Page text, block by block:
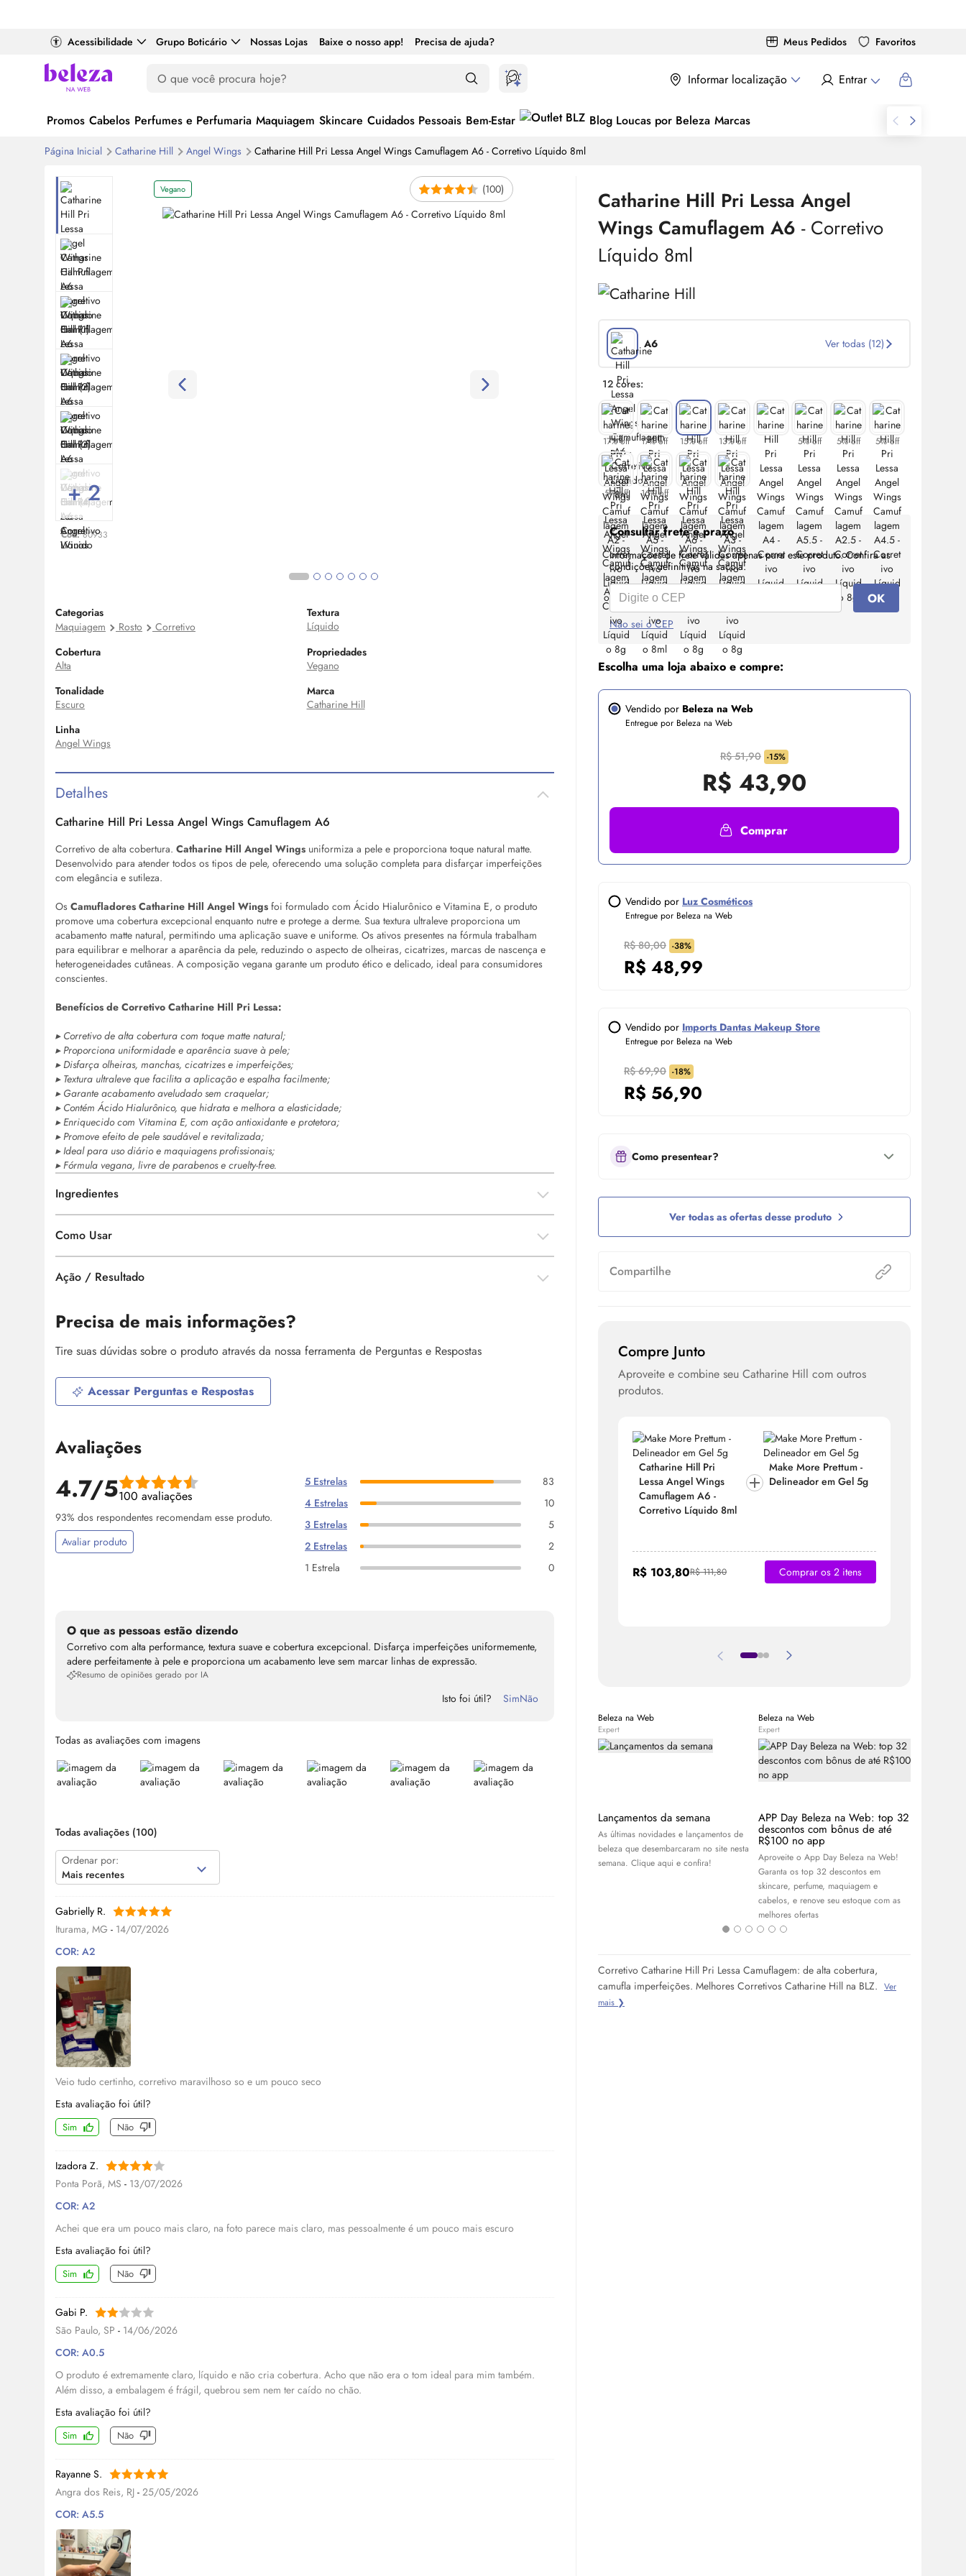
Acessibilidade Grupo Boticário Nossas Lojas Baixe o nosso app! Precisa de ajuda? Meus Pedidos Favoritos
Informar localização Entrar
Promos Cabelos Perfumes e Perfumaria Maquiagem Skincare Cuidados Pessoais Bem-Estar Blog Loucas por Beleza Marcas
Página Inicial Catharine Hill Angel Wings Catharine Hill Pri Lessa Angel Wings Camuflagem A6 - Corretivo Líquido 8ml
Catharine Hill Pri Lessa Angel
Wings Camuflagem A6 - Corretivo
Líquido 8ml
A6 Ver todas (12)
12 cores:
17% off 17% off 15% off 13% off 5% off 5% off 5% off
5% off 16% off
Consultar frete e prazo
Informações de frete válidas apenas para este produto. Confira as
condições definitivas na sacola.
OK
Não sei o CEP
Escolha uma loja abaixo e compre:
Vendido por Beleza na Web
Entregue por Beleza na Web
R$ 51,90 -15%
R$ 43,90
Comprar
Vendido por Luz Cosméticos
Entregue por Beleza na Web
R$ 80,00 -38%
R$ 48,99
Vendido por Imports Dantas Makeup Store
Entregue por Beleza na Web
R$ 69,90 -18%
R$ 56,90
Como presentear?
Ver todas as ofertas desse produto
Compartilhe
Compre Junto
Aproveite e combine seu Catharine Hill com outros
produtos.
Catharine Hill Pri
Lessa Angel Wings
Camuflagem A6 -
Corretivo Líquido 8ml
Make More Prettum -
Delineador em Gel 5g
R$ 111,80
R$ 103,80 Comprar os 2 itens
Beleza na Web
Expert
Lançamentos da semana
As últimas novidades e lançamentos de
beleza que desembarcaram no site nesta
semana. Clique aqui e confira!
Beleza na Web
Expert
APP Day Beleza na Web: top 32
descontos com bônus de até
R$100 no app
Aproveite o App Day Beleza na Web!
Garanta os top 32 descontos em
skincare, perfume, maquiagem e
cabelos, e renove seu estoque com as
melhores ofertas
Corretivo Catharine Hill Pri Lessa Camuflagem: de alta cobertura,
camufla imperfeições. Melhores Corretivos Catharine Hill na BLZ. Ver
mais ❯
Vegano (100)
+ 2
Cod:80933
Categorias
Maquiagem
Rosto Corretivo
Textura
Líquido
Cobertura
Alta
Propriedades
Vegano
Tonalidade
Escuro
Marca
Catharine Hill
Linha
Angel Wings
Detalhes
Catharine Hill Pri Lessa Angel Wings Camuflagem A6
Corretivo de alta cobertura. Catharine Hill Angel Wings uniformiza a pele e proporciona toque natural matte.
Desenvolvido para atender todos os tipos de pele, oferecendo uma solução completa para disfarçar imperfeições
com elegância e sutileza.
Os Camufladores Catharine Hill Angel Wings foi formulado com Ácido Hialurônico e Vitamina E, o produto
promove uma cobertura excepcional enquanto nutre e protege a derme. Sua textura ultraleve proporciona um
acabamento matte natural, permitindo uma aplicação suave e uniforme. Os ativos presentes na fórmula trabalham
para equilibrar e melhorar a aparência da pele, reduzindo o aspecto de olheiras, cicatrizes, marcas de nascença e
heterogeneidades cutâneas. A composição vegana garante um produto ético e delicado, ideal para consumidores
conscientes.
Benefícios de Corretivo Catharine Hill Pri Lessa:
▸ Corretivo de alta cobertura com toque matte natural;
▸ Proporciona uniformidade e aparência suave à pele;
▸ Disfarça olheiras, manchas, cicatrizes e imperfeições;
▸ Textura ultraleve que facilita a aplicação e espalha facilmente;
▸ Garante acabamento aveludado sem craquelar;
▸ Contém Ácido Hialurônico, que hidrata e melhora a elasticidade;
▸ Enriquecido com Vitamina E, com ação antioxidante e protetora;
▸ Promove efeito de pele saudável e revitalizada;
▸ Ideal para uso diário e maquiagens profissionais;
▸ Fórmula vegana, livre de parabenos e cruelty-free.
Ingredientes
Como Usar
Ação / Resultado
Precisa de mais informações?
Tire suas dúvidas sobre o produto através da nossa ferramenta de Perguntas e Respostas
Acessar Perguntas e Respostas
Avaliações
4.7/5100 avaliações
93% dos respondentes recomendam esse produto.
Avaliar produto
5 Estrelas
83
4 Estrelas
10
3 Estrelas
5
2 Estrelas
2
1 Estrela
0
O que as pessoas estão dizendo
Corretivo com alta performance, textura suave e cobertura excepcional. Disfarça imperfeições uniformemente,
adere perfeitamente à pele e proporciona um acabamento leve sem marcar linhas de expressão.
Resumo de opiniões gerado por IA
Isto foi útil? SimNão
Todas as avaliações com imagens
Todas avaliações (100)
Ordenar por:
Mais recentes
Gabrielly R.
Iturama, MG - 14/07/2026
COR: A2
Veio tudo certinho, corretivo maravilhoso so e um pouco seco
Esta avaliação foi útil?
Sim Não
Izadora Z.
Ponta Porã, MS - 13/07/2026
COR: A2
Achei que era um pouco mais claro, na foto parece mais claro, mas pessoalmente é um pouco mais escuro
Esta avaliação foi útil?
Sim Não
Gabi P.
São Paulo, SP - 14/06/2026
COR: A0.5
O produto é extremamente claro, líquido e não cria cobertura. Acho que não era o tom ideal para mim também.
Além disso, a embalagem é frágil, quebrou sem nem ter caído no chão.
Esta avaliação foi útil?
Sim Não
Rayanne S.
Angra dos Reis, RJ - 25/05/2026
COR: A5.5